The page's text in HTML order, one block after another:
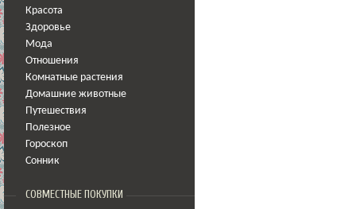
Красота
Здоровье
Мода
Отношения
Комнатные растения
Домашние животные
Путешествия
Полезное
Гороскоп
Сонник
СОВМЕСТНЫЕ ПОКУПКИ